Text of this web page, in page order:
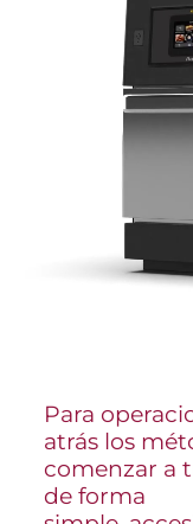
Para
atrás los
comenzar a
de forma